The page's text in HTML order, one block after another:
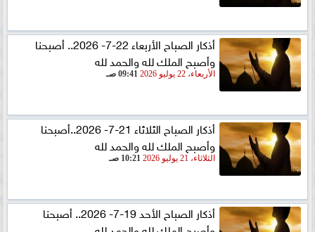
أذكار الصباح الأربعاء 22-7- 2026.. أصبحنا
وأصبح الملك لله والحمد لله
الأربعاء، 22 يوليو 2026 09:41 صـ
أذكار الصباح الثلاثاء 21-7- 2026..أصبحنا
وأصبح الملك لله والحمد لله
الثلاثاء، 21 يوليو 2026 10:21 صـ
أذكار الصباح الأحد 19-7- 2026.. أصبحنا